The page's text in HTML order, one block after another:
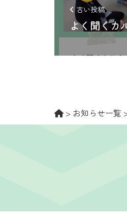
古い投稿
よく聞くカ
> お知らせ一覧